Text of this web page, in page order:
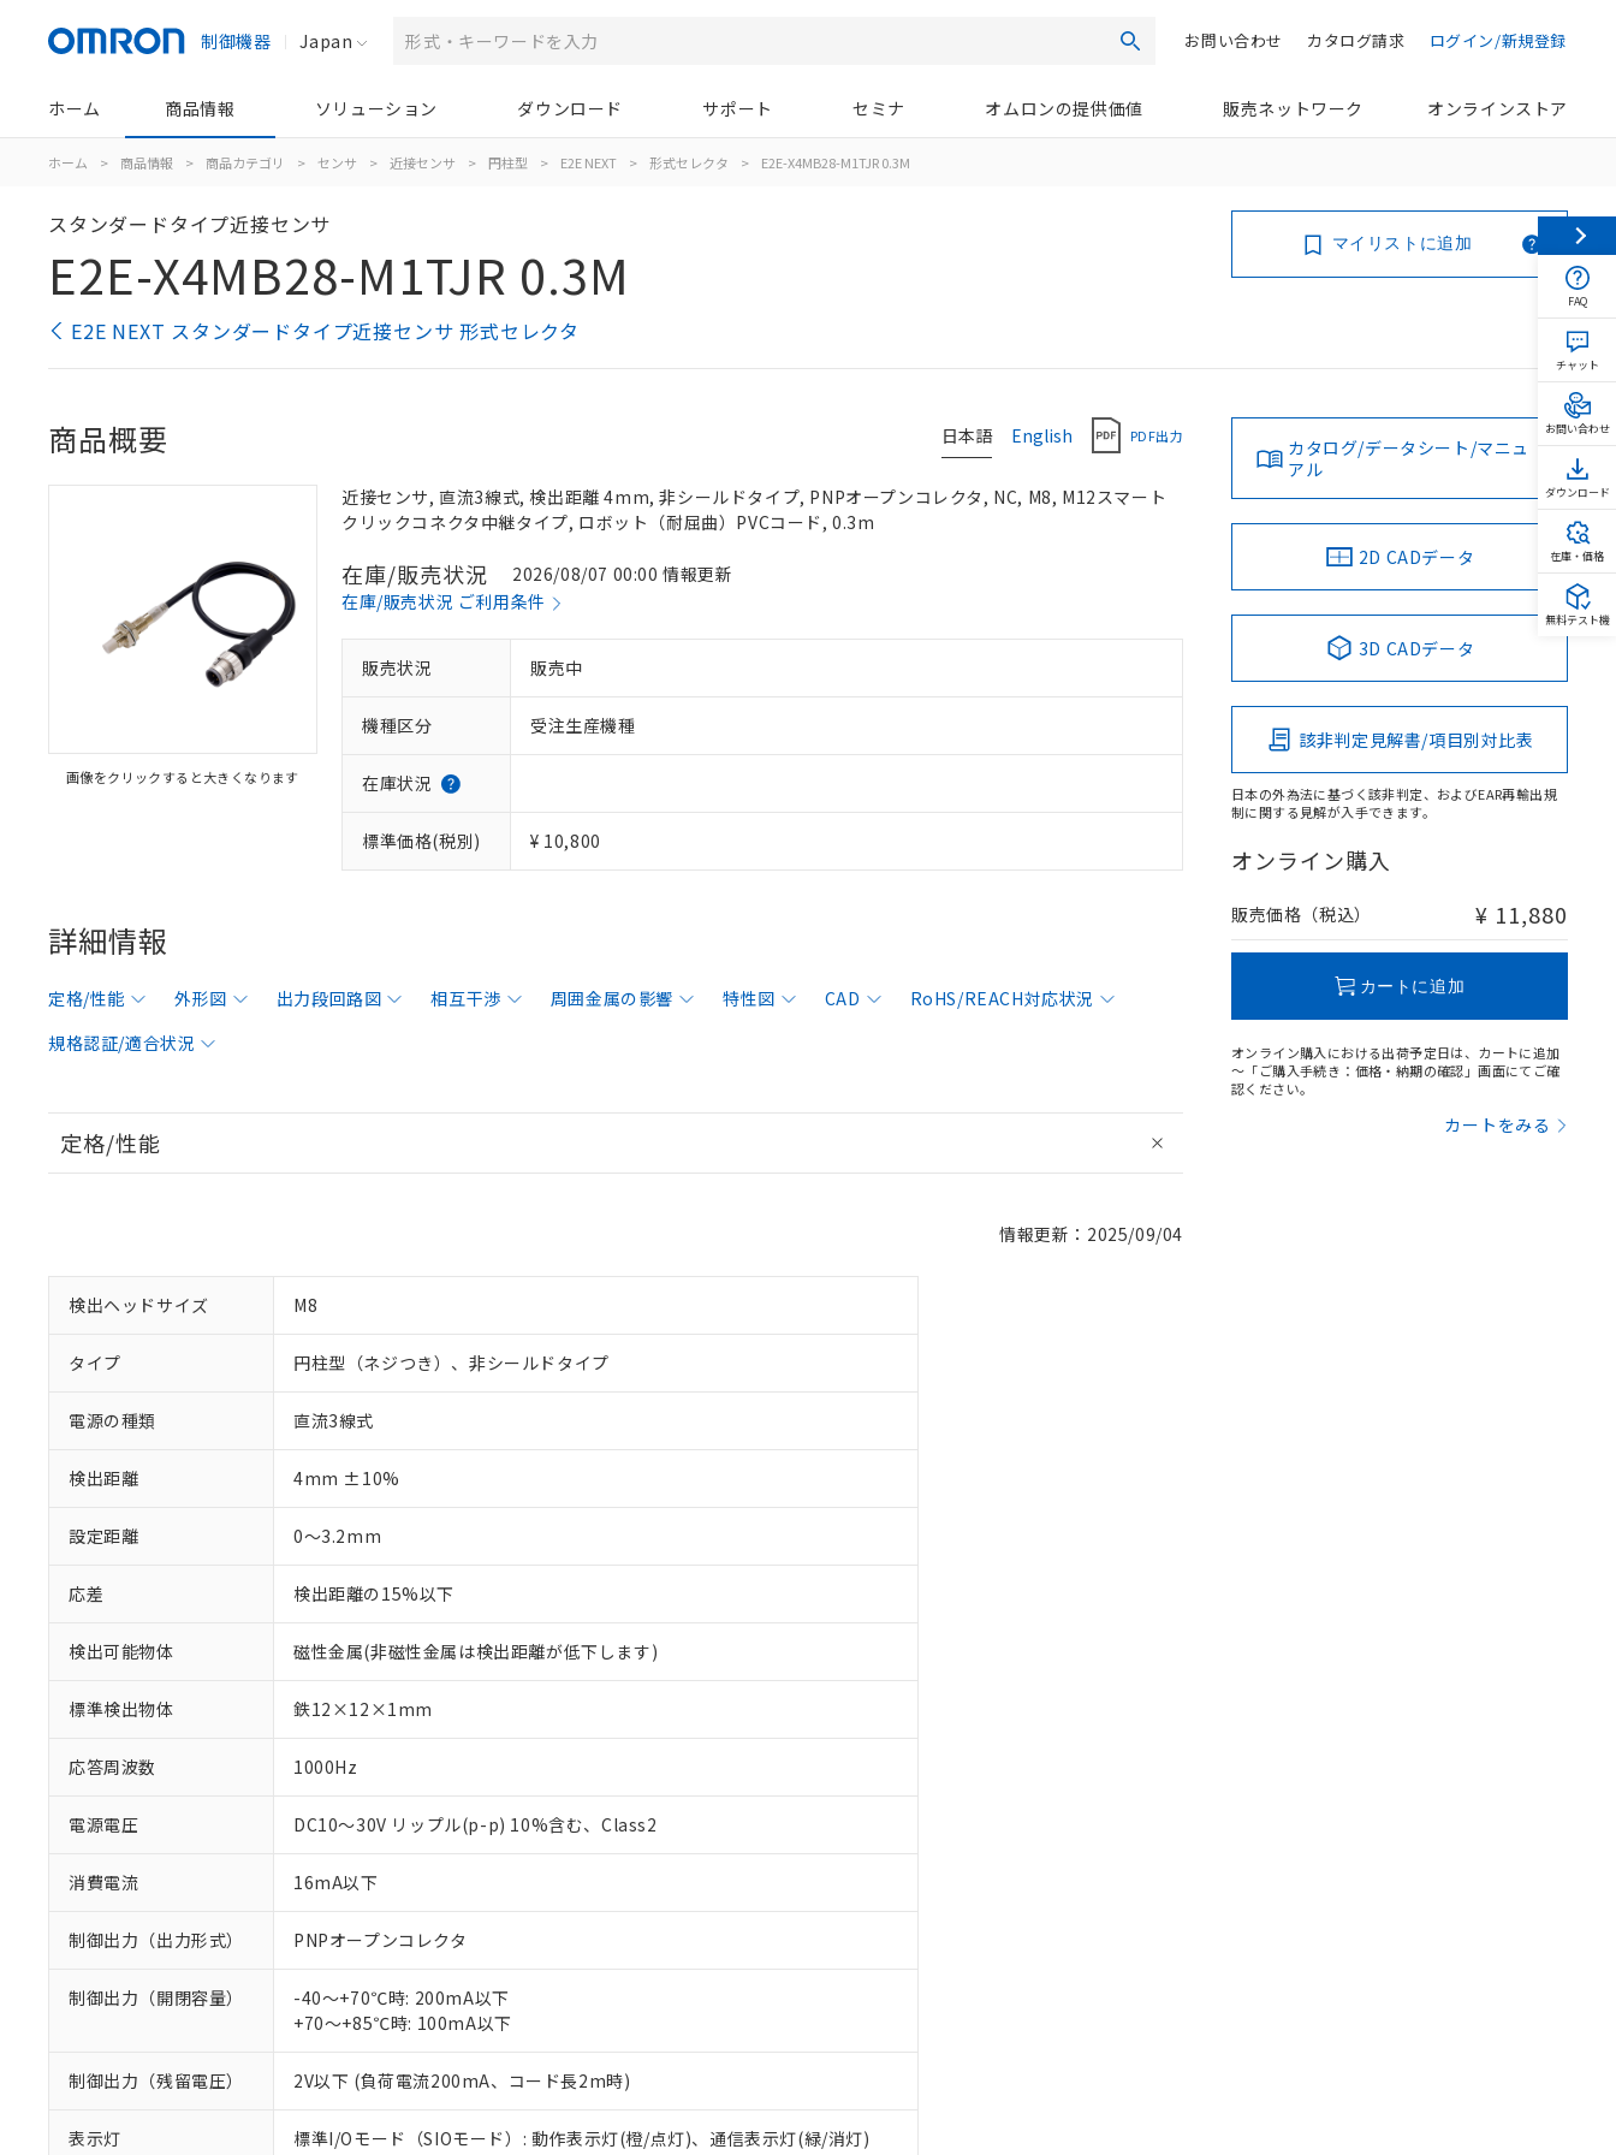
制御機器 Japan 検索 ログイン/新規登録
カタログ請求
お問い合わせ
ホーム 商品情報 ソリューション ダウンロード サポート セミナ オムロンの提供価値 販売ネットワーク オンラインストア
ホーム > 商品情報 > 商品カテゴリ > センサ > 近接センサ > 円柱型 > E2E NEXT > 形式セレクタ > E2E-X4MB28-M1TJR 0.3M
スタンダードタイプ近接センサ
E2E-X4MB28-M1TJR 0.3M
E2E NEXT スタンダードタイプ近接センサ 形式セレクタ
マイリストに追加
日本語 English PDF出力
商品概要
画像をクリックすると大きくなります
近接センサ, 直流3線式, 検出距離 4mm, 非シールドタイプ, PNPオープンコレクタ, NC, M8, M12スマート
クリックコネクタ中継タイプ, ロボット（耐屈曲）PVCコード, 0.3m
在庫/販売状況
2026/08/07 00:00 情報更新
在庫/販売状況 ご利用条件
販売状況 販売中
機種区分 受注生産機種
在庫状況
標準価格(税別) ¥ 10,800
詳細情報
定格/性能 外形図 出力段回路図 相互干渉 周囲金属の影響 特性図 CAD
RoHS/REACH対応状況
規格認証/適合状況
定格/性能
情報更新：2025/09/04
検出ヘッドサイズ M8
タイプ 円柱型（ネジつき）、非シールドタイプ
電源の種類 直流3線式
検出距離 4mm ±10%
設定距離 0～3.2mm
応差 検出距離の15%以下
検出可能物体 磁性金属(非磁性金属は検出距離が低下します)
標準検出物体 鉄12×12×1mm
応答周波数 1000Hz
電源電圧 DC10～30V リップル(p-p) 10%含む、Class2
消費電流 16mA以下
制御出力（出力形式） PNPオープンコレクタ
制御出力（開閉容量）
-40～+70℃時: 200mA以下
+70～+85℃時: 100mA以下
制御出力（残留電圧） 2V以下 (負荷電流200mA、コード長2m時)
表示灯 標準I/Oモード（SIOモード）: 動作表示灯(橙/点灯)、通信表示灯(緑/消灯)
カタログ/データシート/マニュ
アル
2D CADデータ
3D CADデータ
該非判定見解書/項目別対比表
日本の外為法に基づく該非判定、およびEAR再輸出規
制に関する見解が入手できます。
オンライン購入
販売価格（税込） ¥ 11,880
カートに追加
オンライン購入における出荷予定日は、カートに追加
～「ご購入手続き：価格・納期の確認」画面にてご確
認ください。
カートをみる
※1 対応状況
対応済み：EU RoHS指令（10物質）の非含有に対応した製品が提供可能な商品です。
FAQ
チャット
お問い合わせ
ダウンロード
在庫・価格
無料テスト機